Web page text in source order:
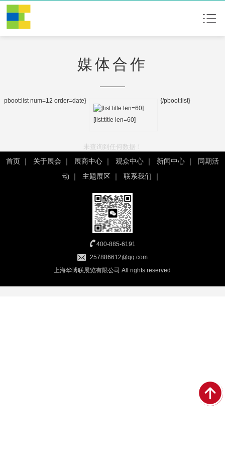
媒体合作
{pboot:list num=12 order=date}
[list:title len=60]
{/pboot:list}
未查询到任何数据！
首页｜ 关于展会 ｜ 展商中心｜ 观众中心｜ 新闻中心｜ 同期活
动 ｜ 主题展区｜ 联系我们 ｜
400-885-6191
257886612@qq.com
上海华博联展览有限公司 All rights reserved